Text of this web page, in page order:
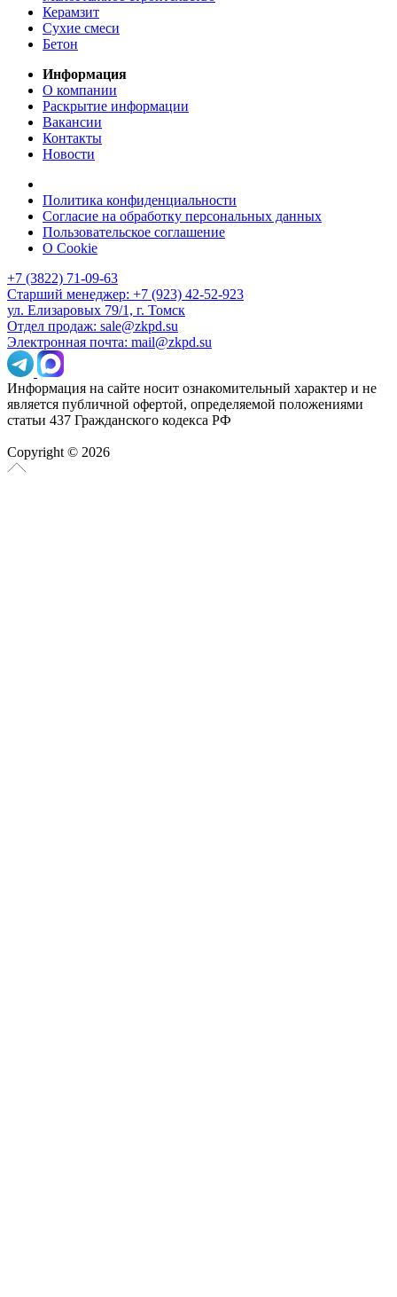
Керамзит
Сухие смеси
Бетон
Информация
О компании
Раскрытие информации
Вакансии
Контакты
Новости
Политика конфиденциальности
Согласие на обработку персональных данных
Пользовательское соглашение
О Cookie
+7 (3822) 71-09-63
Старший менеджер: +7 (923) 42-52-923
ул. Елизаровых 79/1, г. Томск
Отдел продаж: sale@zkpd.su
Электронная почта: mail@zkpd.su
Информация на сайте носит ознакомительный характер и не
является публичной офертой, определяемой положениями
статьи 437 Гражданского кодекса РФ
Copyright © 2026